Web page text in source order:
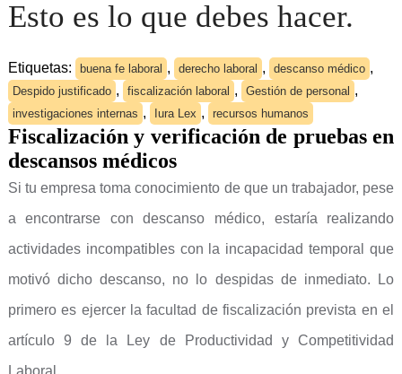
Esto es lo que debes hacer.
Etiquetas: buena fe laboral , derecho laboral , descanso médico ,
Despido justificado , fiscalización laboral , Gestión de personal ,
investigaciones internas , Iura Lex , recursos humanos
Fiscalización y verificación de pruebas en
descansos médicos
Si tu empresa toma conocimiento de que un trabajador, pese
a encontrarse con descanso médico, estaría realizando
actividades incompatibles con la incapacidad temporal que
motivó dicho descanso, no lo despidas de inmediato. Lo
primero es ejercer la facultad de fiscalización prevista en el
artículo 9 de la Ley de Productividad y Competitividad
Laboral.